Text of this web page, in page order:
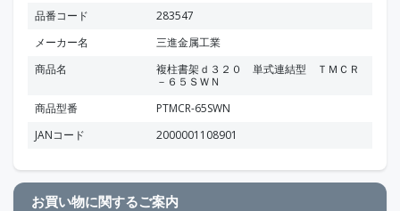
品番コード
283547
メーカー名
三進金属工業
商品名
複柱書架ｄ３２０ 単式連結型 ＴＭＣＲ
－６５ＳＷＮ
商品型番
PTMCR-65SWN
JANコード
2000001108901
お買い物に関するご案内